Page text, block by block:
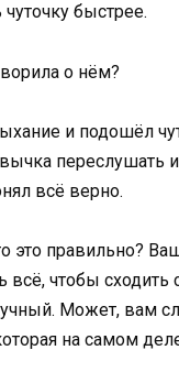
быстрее.
о нём?
и подошёл
всё верно.
это правильно?
всё, чтобы
Может, вам
на самом